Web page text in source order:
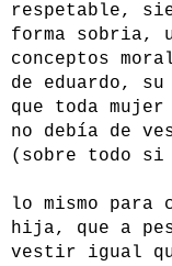
respetable,
forma sobria,
conceptos
de eduardo,
que toda
no debía de
(sobre todo si
lo mismo
hija, que a
vestir igual